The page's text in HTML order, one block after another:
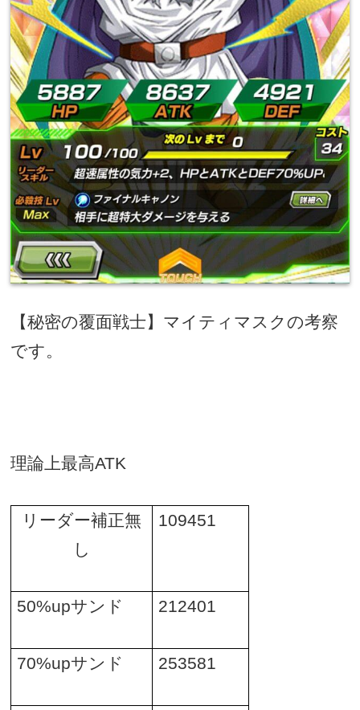
【秘密の覆面戦士】マイティマスクの考察
です。
理論上最高ATK
リーダー補正無
し
109451
50%upサンド 212401
70%upサンド 253581